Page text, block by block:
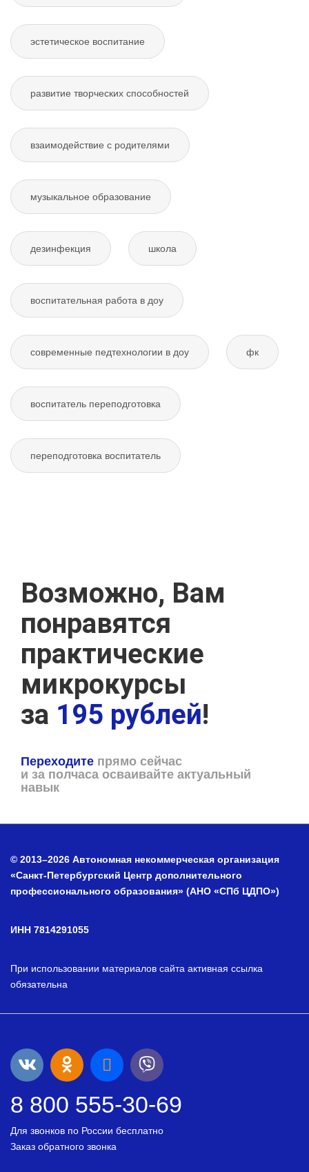
эстетическое воспитание
развитие творческих способностей
взаимодействие с родителями
музыкальное образование
дезинфекция школа
воспитательная работа в доу
современные педтехнологии в доу фк
воспитатель переподготовка
переподготовка воспитатель
Возможно, Вам
понравятся
практические
микрокурсы
за 195 рублей!
Переходите прямо сейчас
и за полчаса осваивайте актуальный
навык
© 2013–2026 Автономная некоммерческая организация
«Санкт-Петербургский Центр дополнительного
профессионального образования» (АНО «СПб ЦДПО»)
ИНН 7814291055
При использовании материалов сайта активная ссылка
обязательна
8 800 555-30-69
Для звонков по России бесплатно
Заказ обратного звонка